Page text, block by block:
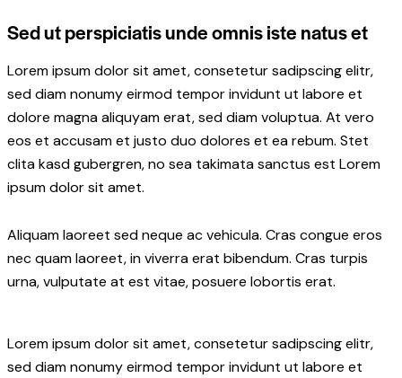
Sed ut perspiciatis unde omnis iste natus et
Lorem ipsum dolor sit amet, consetetur sadipscing elitr,
sed diam nonumy eirmod tempor invidunt ut labore et
dolore magna aliquyam erat, sed diam voluptua. At vero
eos et accusam et justo duo dolores et ea rebum. Stet
clita kasd gubergren, no sea takimata sanctus est Lorem
ipsum dolor sit amet.
Aliquam laoreet sed neque ac vehicula. Cras congue eros
nec quam laoreet, in viverra erat bibendum. Cras turpis
urna, vulputate at est vitae, posuere lobortis erat.
Lorem ipsum dolor sit amet, consetetur sadipscing elitr,
sed diam nonumy eirmod tempor invidunt ut labore et